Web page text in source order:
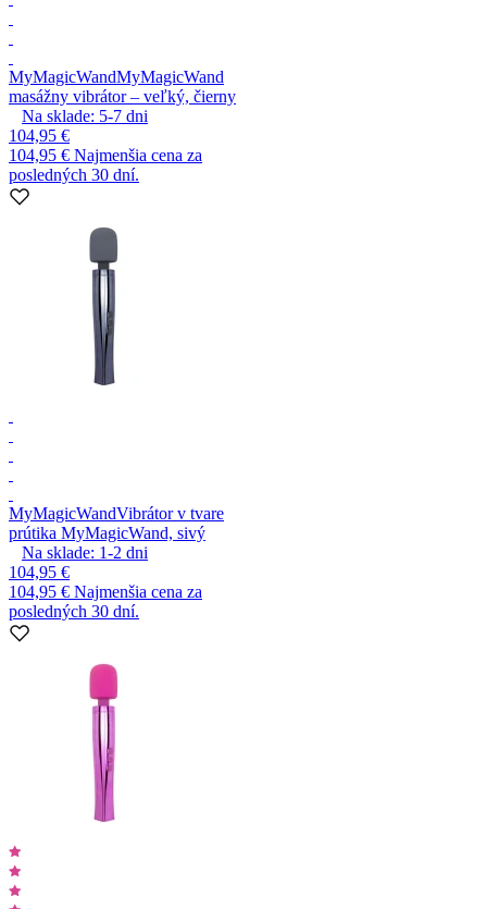
MyMagicWandMyMagicWand
masážny vibrátor – veľký, čierny
Na sklade: 5-7 dni
104,95 €
104,95 € Najmenšia cena za
posledných 30 dní.
MyMagicWandVibrátor v tvare
prútika MyMagicWand, sivý
Na sklade: 1-2 dni
104,95 €
104,95 € Najmenšia cena za
posledných 30 dní.